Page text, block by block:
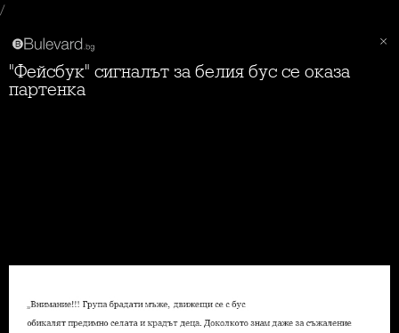
/
"Фейсбук" сигналът за белия бус се оказа
партенка